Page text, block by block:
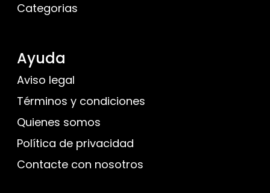
Categorias
Ayuda
Aviso legal
Términos y condiciones
Quienes somos
Política de privacidad
Contacte con nosotros